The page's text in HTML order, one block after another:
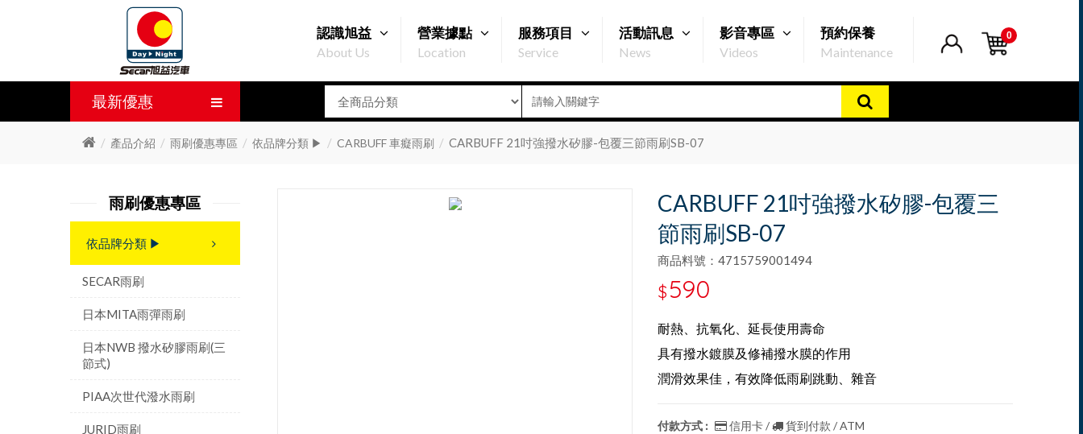
0
認識旭益
About Us
營業據點
Location
服務項目
Service
活動訊息
News
影音專區
Videos
預約保養
Maintenance
最新優惠
產品介紹 雨刷優惠專區 依品牌分類 ▶ CARBUFF 車癡雨刷 CARBUFF 21吋強撥水矽膠-包覆三節雨刷SB-07
CARBUFF 21吋強撥水矽膠-包覆三
節雨刷SB-07
商品料號：4715759001494
$590
耐熱、抗氧化、延長使用壽命
具有撥水鍍膜及修補撥水膜的作用
潤滑效果佳，有效降低雨刷跳動、雜音
付款方式 : 信用卡 / 貨到付款 / ATM
雨刷優惠專區
依品牌分類 ▶
SECAR雨刷
日本MITA雨彈雨刷
日本NWB 撥水矽膠雨刷(三
節式)
PIAA次世代潑水雨刷
JURID雨刷